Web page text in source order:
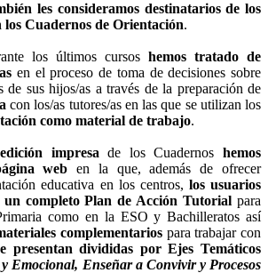
les consideramos destinatarios de los
los Cuadernos de Orientación.
los últimos cursos hemos tratado de
en el proceso de toma de decisiones sobre
de sus hijos/as a través de la preparación de
con los/as tutores/as en las que se utilizan los
como material de trabajo.
impresa de los Cuadernoshemos
web en la que, además de ofrecer
educativa en los centros, los usuarios
un completo Plan de Acción Tutorial para
como en la ESO y Bachilleratos así
complementariospara trabajar con
presentan divididas por Ejes Temáticos
Emocional, Enseñar a Convivir y Procesos